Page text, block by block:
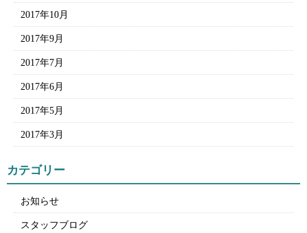
2017年10月
2017年9月
2017年7月
2017年6月
2017年5月
2017年3月
カテゴリー
お知らせ
スタッフブログ